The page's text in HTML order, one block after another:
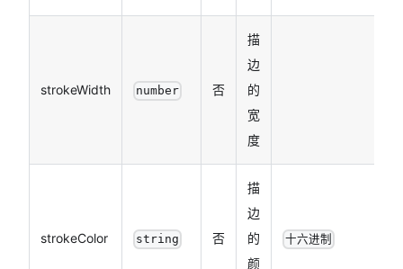
strokeWidth number 否
描
边
的
宽
度
strokeColor string 否
描
边
的
颜
十六进制